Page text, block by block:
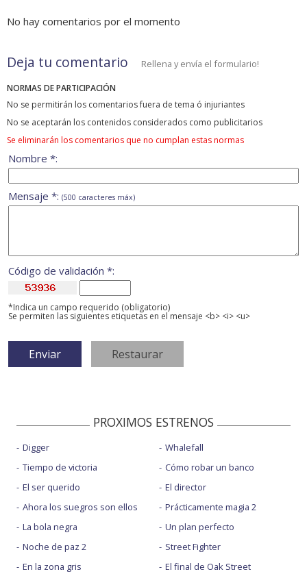
No hay comentarios por el momento
Deja tu comentario Rellena y envía el formulario!
NORMAS DE PARTICIPACIÓN
No se permitirán los comentarios fuera de tema ó injuriantes
No se aceptarán los contenidos considerados como publicitarios
Se eliminarán los comentarios que no cumplan estas normas
Nombre *:
Mensaje *: (500 caracteres máx)
Código de validación *:
*Indica un campo requerido (obligatorio)
Se permiten las siguientes etiquetas en el mensaje <b> <i> <u>
PROXIMOS ESTRENOS
Digger
Tiempo de victoria
El ser querido
Ahora los suegros son ellos
La bola negra
Noche de paz 2
En la zona gris
Whalefall
Cómo robar un banco
El director
Prácticamente magia 2
Un plan perfecto
Street Fighter
El final de Oak Street